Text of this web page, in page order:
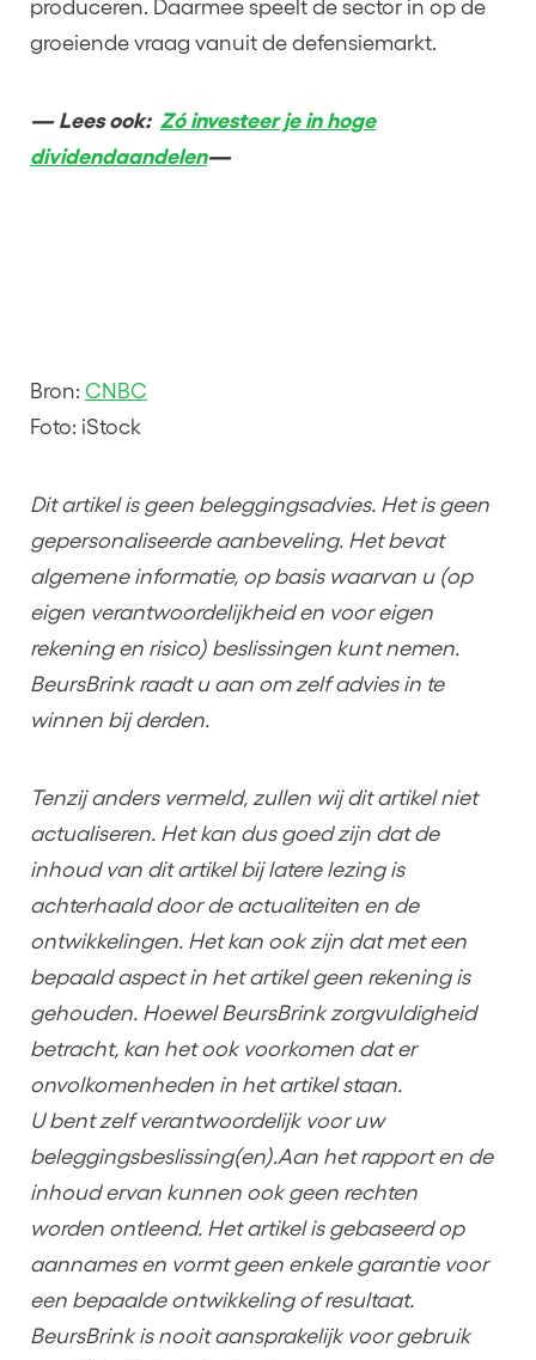
produceren. Daarmee speelt de sector in op de
groeiende vraag vanuit de defensiemarkt.
— Lees ook: Zó investeer je in hoge
dividendaandelen—
Bron: CNBC
Foto: iStock
Dit artikel is geen beleggingsadvies. Het is geen
gepersonaliseerde aanbeveling. Het bevat
algemene informatie, op basis waarvan u (op
eigen verantwoordelijkheid en voor eigen
rekening en risico) beslissingen kunt nemen.
BeursBrink raadt u aan om zelf advies in te
winnen bij derden.
Tenzij anders vermeld, zullen wij dit artikel niet
actualiseren. Het kan dus goed zijn dat de
inhoud van dit artikel bij latere lezing is
achterhaald door de actualiteiten en de
ontwikkelingen. Het kan ook zijn dat met een
bepaald aspect in het artikel geen rekening is
gehouden. Hoewel BeursBrink zorgvuldigheid
betracht, kan het ook voorkomen dat er
onvolkomenheden in het artikel staan.
U bent zelf verantwoordelijk voor uw
beleggingsbeslissing(en).Aan het rapport en de
inhoud ervan kunnen ook geen rechten
worden ontleend. Het artikel is gebaseerd op
aannames en vormt geen enkele garantie voor
een bepaalde ontwikkeling of resultaat.
BeursBrink is nooit aansprakelijk voor gebruik